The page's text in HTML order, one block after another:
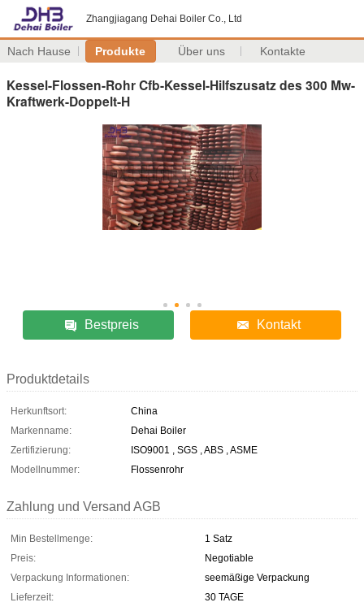
Zhangjiagang Dehai Boiler Co., Ltd
Nach Hause Produkte Über uns Kontakte
Kessel-Flossen-Rohr Cfb-Kessel-Hilfszusatz des 300 Mw-
Kraftwerk-Doppelt-H
Bestpreis Kontakt
Produktdetails
Herkunftsort:
China
Markenname:
Dehai Boiler
Zertifizierung:
ISO9001 , SGS , ABS , ASME
Modellnummer:
Flossenrohr
Zahlung und Versand AGB
Min Bestellmenge:
1 Satz
Preis:
Negotiable
Verpackung Informationen:
seemäßige Verpackung
Lieferzeit:
30 TAGE